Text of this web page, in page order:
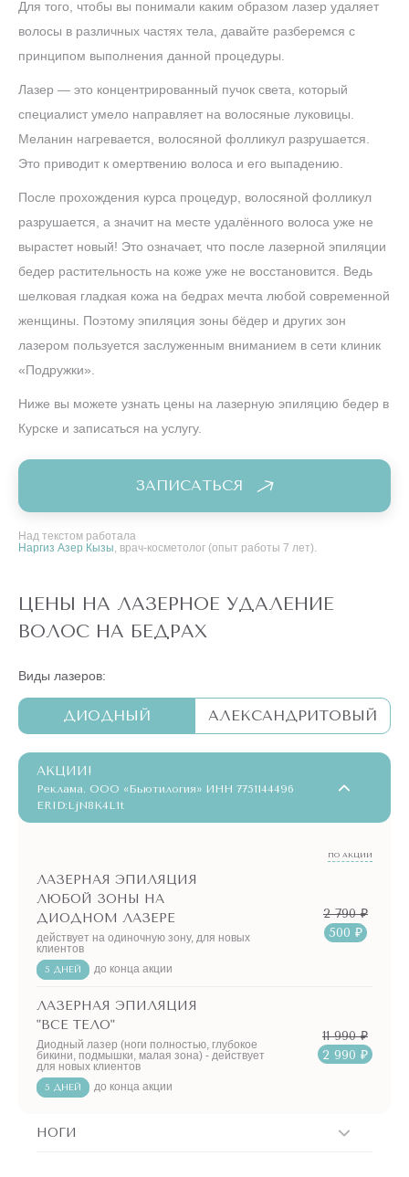
Для того, чтобы вы понимали каким образом лазер удаляет
волосы в различных частях тела, давайте разберемся с
принципом выполнения данной процедуры.
Лазер — это концентрированный пучок света, который
специалист умело направляет на волосяные луковицы.
Меланин нагревается, волосяной фолликул разрушается.
Это приводит к омертвению волоса и его выпадению.
После прохождения курса процедур, волосяной фолликул
разрушается, а значит на месте удалённого волоса уже не
вырастет новый! Это означает, что после лазерной эпиляции
бедер растительность на коже уже не восстановится. Ведь
шелковая гладкая кожа на бедрах мечта любой современной
женщины. Поэтому эпиляция зоны бёдер и других зон
лазером пользуется заслуженным вниманием в сети клиник
«Подружки».
Ниже вы можете узнать цены на лазерную эпиляцию бедер в
Курске и записаться на услугу.
ЗАПИСАТЬСЯ
Над текстом работала
Наргиз Азер Кызы, врач-косметолог (опыт работы 7 лет).
ЦЕНЫ НА ЛАЗЕРНОЕ УДАЛЕНИЕ
ВОЛОС НА БЕДРАХ
Виды лазеров:
ДИОДНЫЙ АЛЕКСАНДРИТОВЫЙ
АКЦИИ!
Реклама. ООО «Бьютилогия» ИНН 7751144496
ERID:LjN8K4L1t
ПО АКЦИИ
ЛАЗЕРНАЯ ЭПИЛЯЦИЯ
ЛЮБОЙ ЗОНЫ НА
ДИОДНОМ ЛАЗЕРЕ
действует на одиночную зону, для новых
клиентов
5 ДНЕЙ до конца акции
2 790 ₽
500 ₽
ЛАЗЕРНАЯ ЭПИЛЯЦИЯ
"ВСЕ ТЕЛО"
Диодный лазер (ноги полностью, глубокое
бикини, подмышки, малая зона) - действует
для новых клиентов
5 ДНЕЙ до конца акции
11 990 ₽
2 990 ₽
НОГИ